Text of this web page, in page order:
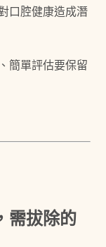
口腔健康造成潛
簡單評估要保留
需拔除的